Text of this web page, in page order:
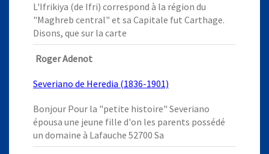
L'Ifrikiya (de Ifri) correspond à la région du
"Maghreb central" et sa Capitale fut Carthage.
Disons, que sur la carte
Roger Adenot
Severiano de Heredia (1836-1901)
Bonjour Pour la "petite histoire" Severiano
épousa une jeune fille d'on les parents possédé
un domaine à Lafauche 52700 Sa